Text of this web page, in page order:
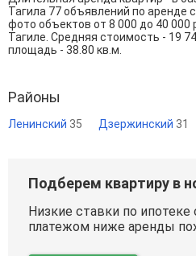
Тагила 77 объявлений по аренде
фото объектов от 8 000 до 40 000
Тагиле. Средняя стоимость - 19
площадь - 38.80 кв.м.
Районы
Ленинский 35 Дзержинский 31
Подберем квартиру в
Низкие ставки по
платежом ниже аренды